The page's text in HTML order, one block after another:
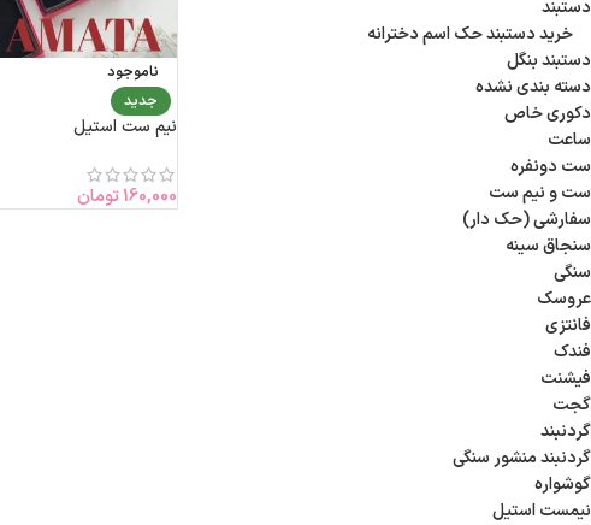
دستبند
خرید دستبند حک اسم دخترانه
دستبند بنگل
دسته بندی نشده
دکوری خاص
ساعت
ست دونفره
ست و نیم ست
سفارشی (حک دار)
سنجاق سینه
سنگی
عروسک
فانتزی
فندک
فیشنت
گجت
گردنبند
گردنبند منشور سنگی
گوشواره
نیمست استیل
ناموجود
جدید
نیم ست استیل
160,000 تومان